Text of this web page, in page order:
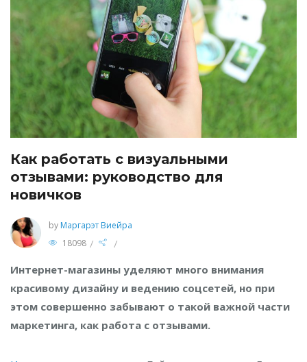
Как работать с визуальными
отзывами: руководство для
новичков
by Маргарэт Виейра
18098 /
/
Интернет-магазины уделяют много внимания
красивому дизайну и ведению соцсетей, но при
этом совершенно забывают о такой важной части
маркетинга, как работа с отзывами.